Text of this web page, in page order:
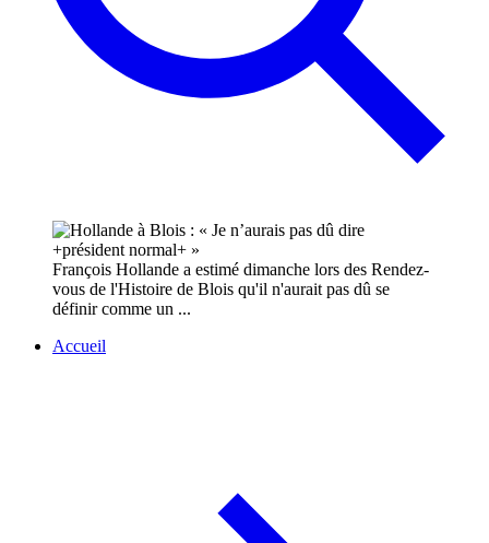
François Hollande a estimé dimanche lors des Rendez-
vous de l'Histoire de Blois qu'il n'aurait pas dû se
définir comme un ...
Accueil